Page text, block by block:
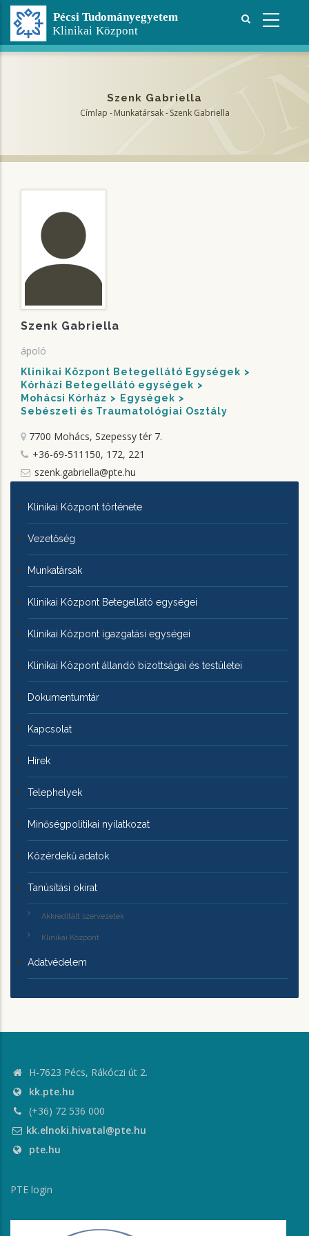
Ugrás
tartalomra
Szenk Gabriella
Címlap - Munkatársak - Szenk Gabriella
Szenk Gabriella
ápoló
Klinikai Központ Betegellátó Egységek
Kórházi Betegellátó egységek
Mohácsi Kórház
Egységek
Sebészeti és Traumatológiai Osztály
7700 Mohács, Szepessy tér 7.
+36-69-511150, 172, 221
szenk.gabriella@pte.hu
KLINIKAI
KÖZPONTRÓL
Klinikai Központ története
Vezetőség
Munkatársak
Klinikai Központ Betegellátó egységei
Klinikai Központ igazgatási egységei
Klinikai Központ állandó bizottságai és testületei
Dokumentumtár
Kapcsolat
Hírek
Telephelyek
Minőségpolitikai nyilatkozat
Közérdekű adatok
Tanúsítási okirat
Akkreditált szervezetek
Klinikai Központ
Adatvédelem
H-7623 Pécs, Rákóczi út 2.
kk.pte.hu
(+36) 72 536 000
kk.elnoki.hivatal@pte.hu
pte.hu
PTE login